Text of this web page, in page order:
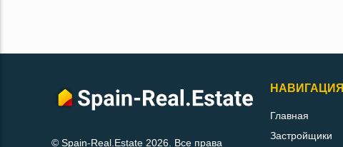
© Spain-Real.Estate 2026. Все права
НАВИГАЦИЯ
Главная
Застройщики